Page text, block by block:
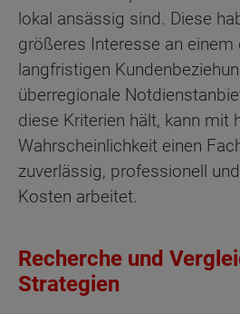
lokal ansässig sind. Diese
größeres Interesse an einem
langfristigen
überregionale
diese Kriterien hält, kann mit
Wahrscheinlichkeit einen
zuverlässig, professionell
Kosten arbeitet.
Recherche und
Strategien